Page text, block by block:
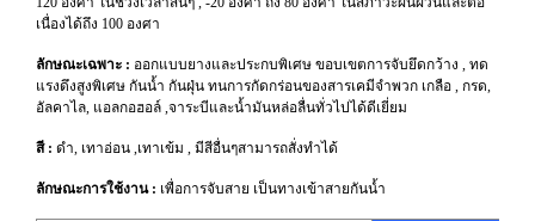
เนื่องได้ถึง 100 องศา
ลักษณะเฉพาะ : ออกแบบยางและประกบพิเศษ ขอบเขตการจับยึดกว้าง , ทด
แรงดึงสูงพิเศษ กันน้ำ กันฝุ่น ทนการกัดกร่อนของสารเคมีจำพวก เกลือ , กรด,
อัลคาไล, แอลกอฮอล์ ,จาระบีและน้ำมันหล่อลื่นทั่วไปได้ดีเยี่ยม
สี : ดำ, เทาอ่อน ,เทาเข้ม , มีสีอื่นๆสามารถสั่งทำได้
ลักษณะการใช้งาน : เพื่อการจับสาย เป็นทางเข้าสายกันน้ำ